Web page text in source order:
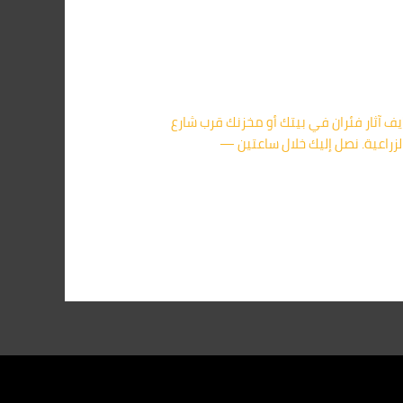
شركة مكافحة فئران في فاقوس أركان للحشرات — إبادة نهائية بضمان 5 سنوات شايف آثار فئران في بيتك أو مخزنك قرب شارع
نصل إليك خلال ساعتين —